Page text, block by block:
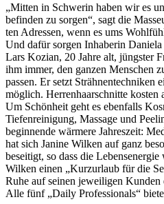
„Mitten in Schwerin haben wir es
befinden zu sorgen“, sagt die
ten Adressen, wenn es ums
Und dafür sorgen Inhaberin
Lars Kozian, 20 Jahre alt, jüngster
ihm immer, den ganzen Menschen
passen. Er setzt
möglich. Herrenhaarschnitte
Um Schönheit geht es ebenfalls
Tiefenreinigung, Massage und
beginnende wärmere Jahreszeit:
hat sich Janine Wilken auf ganz
beseitigt, so dass die
Wilken einen „Kurzurlaub für die
Ruhe auf seinen jeweiligen Kunden
Alle fünf „Daily Professionals“